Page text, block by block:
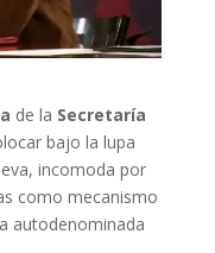
de la Secretaría
bajo la lupa
incomoda por
como mecanismo
autodenominada